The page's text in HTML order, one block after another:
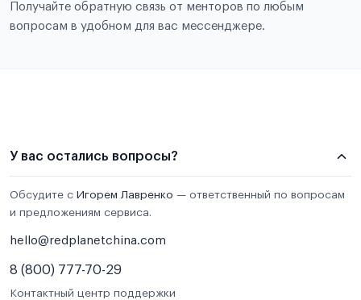
Получайте обратную связь от менторов по любым
вопросам в удобном для вас мессенджере.
У вас остались вопросы?
Обсудите с Игорем Лавренко — ответственный по вопросам
и предложениям сервиса.
hello@redplanetchina.com
8 (800) 777-70-29
Контактный центр поддержки